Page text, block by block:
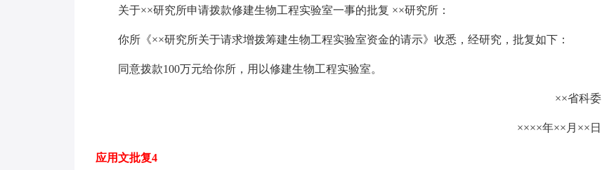
关于××研究所申请拨款修建生物工程实验室一事的批复 ××研究所：
你所《××研究所关于请求增拨筹建生物工程实验室资金的请示》收悉，经研究，批复如下：
同意拨款100万元给你所，用以修建生物工程实验室。
××省科委
××××年××月××日
应用文批复4